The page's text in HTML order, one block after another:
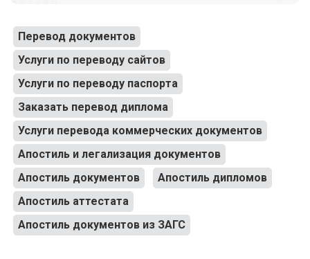
Перевод документов
Услуги по переводу сайтов
Услуги по переводу паспорта
Заказать перевод диплома
Услуги перевода коммерческих документов
Апостиль и легализация документов
Апостиль документов
Апостиль дипломов
Апостиль аттестата
Апостиль документов из ЗАГС